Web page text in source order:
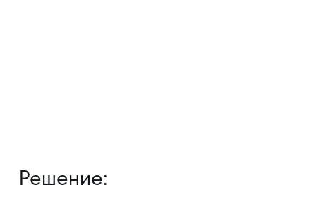
Решение: